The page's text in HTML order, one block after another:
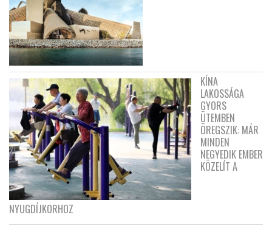
KÍNA
LAKOSSÁGA
GYORS
ÜTEMBEN
ÖREGSZIK: MÁR
MINDEN
NEGYEDIK EMBER
KÖZELÍT A
NYUGDÍJKORHOZ